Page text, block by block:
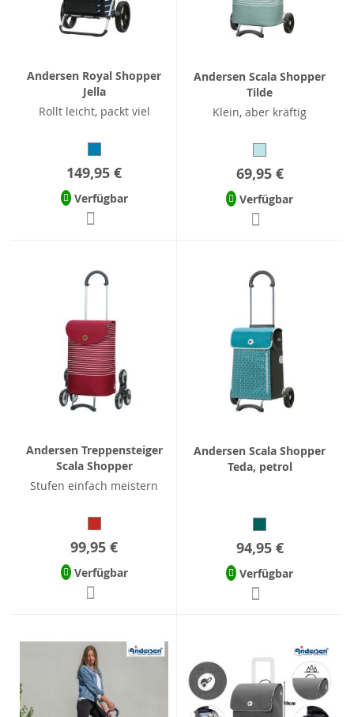
Andersen Royal Shopper
Jella
Rollt leicht, packt viel
149,95 €
Verfügbar
Andersen Scala Shopper
Tilde
Klein, aber kräftig
69,95 €
Verfügbar
Andersen Treppensteiger
Scala Shopper
Stufen einfach meistern
99,95 €
Verfügbar
Andersen Scala Shopper
Teda, petrol
94,95 €
Verfügbar